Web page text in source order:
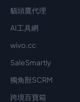
貓頭鷹代理
AI工具網
wivo.cc
SaleSmartly
獨角獸SCRM
跨境百寶箱